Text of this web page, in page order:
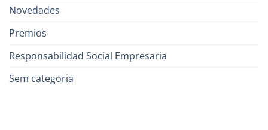
Novedades
Premios
Responsabilidad Social Empresaria
Sem categoria